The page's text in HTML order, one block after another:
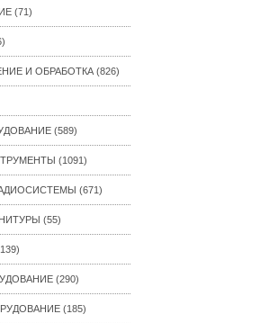
(71)
И ОБРАБОТКА (826)
(589)
(1091)
(671)
(55)
(290)
(185)